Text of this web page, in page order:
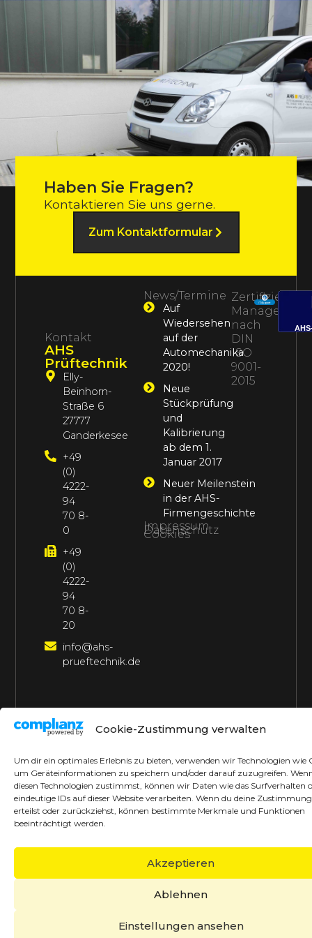
Cookie-Zustimmung verwalten
Um dir ein optimales Erlebnis zu bieten, verwenden wir Technologien wie
um Geräteinformationen zu speichern und/oder darauf zuzugreifen.
diesen Technologien zustimmst, können wir Daten wie das Surfverhalten
eindeutige IDs auf dieser Website verarbeiten. Wenn du deine
erteilst oder zurückziehst, können bestimmte Merkmale und Funktionen
beeinträchtigt werden.
Akzeptieren
Ablehnen
Einstellungen ansehen
Haben Sie Fragen?
Kontaktieren Sie uns gerne.
Zum Kontaktformular
News/Termine
Auf
Wiedersehen
auf der
Automechanika
2020!
Neue
Stückprüfung
und
Kalibrierung
ab dem 1.
Januar 2017
Neuer Meilenstein
in der AHS-
Firmengeschichte
Impressum
Datenschutz
Cookies
Kontakt
AHS
Prüftechnik
Elly-
Beinhorn-
Straße 6
27777
Ganderkesee
+49
(0)
4222-
94
70 8-
0
+49
(0)
4222-
94
70 8-
20
info@ahs-
prueftechnik.de
Zertifiziertes
nach
DIN
ISO
9001-
2015
©2026 AHS PrüftechnikAlle Rechte vorbehalten